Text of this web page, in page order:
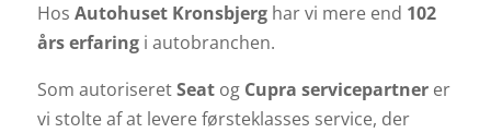
Hos Autohuset Kronsbjerghar vi mere end 102
års erfaringi autobranchen.
Som autoriseretSeatog Cupra servicepartnerer
vi stolte af at levere førsteklasses service, der